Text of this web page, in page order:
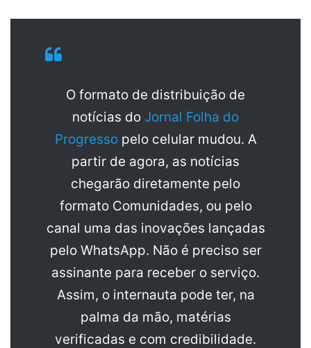
O formato de distribuição de
notícias do Jornal Folha do
Progresso pelo celular mudou. A
partir de agora, as notícias
chegarão diretamente pelo
formato Comunidades, ou pelo
canal uma das inovações lançadas
pelo WhatsApp. Não é preciso ser
assinante para receber o serviço.
Assim, o internauta pode ter, na
palma da mão, matérias
verificadas e com credibilidade.